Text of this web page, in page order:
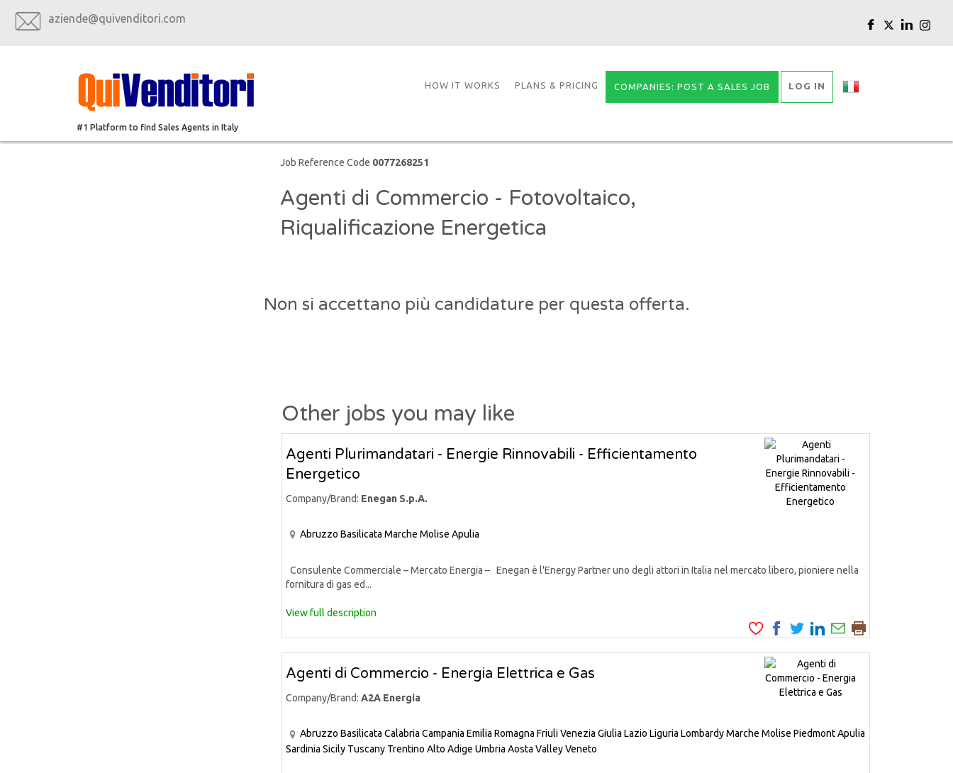
aziende@quivenditori.com
#1 Platform to find Sales Agents in Italy
HOW IT WORKS PLANS & PRICING COMPANIES: POST A SALES JOB LOG IN
Job Reference Code 0077268251
Agenti di Commercio - Fotovoltaico,
Riqualificazione Energetica
Non si accettano più candidature per questa offerta.
Other jobs you may like
Agenti Plurimandatari - Energie Rinnovabili - Efficientamento
Energetico
Company/Brand: Enegan S.p.A.
Abruzzo Basilicata Marche Molise Apulia
Consulente Commerciale – Mercato Energia – Enegan è l'Energy Partner uno degli attori in Italia nel mercato libero, pioniere nella
fornitura di gas ed...
View full description
Agenti di Commercio - Energia Elettrica e Gas
Company/Brand: A2A Energia
Abruzzo Basilicata Calabria Campania Emilia Romagna Friuli Venezia Giulia Lazio Liguria LombardyMarche Molise PiedmontApulia
Sardinia Sicily Tuscany Trentino Alto Adige Umbria Aosta ValleyVeneto